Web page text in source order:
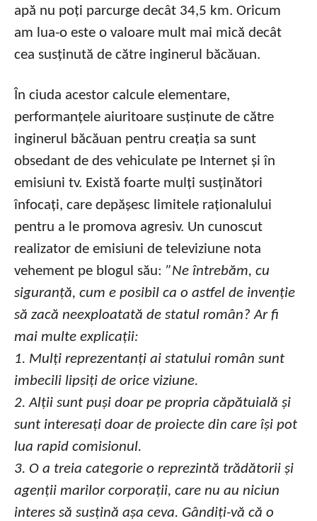
apă nu poți parcurge decât 34,5 km. Oricum
am lua-o este o valoare mult mai mică decât
cea susținută de către inginerul băcăuan.
În ciuda acestor calcule elementare,
performanțele aiuritoare susținute de către
inginerul băcăuan pentru creația sa sunt
obsedant de des vehiculate pe Internet și în
emisiuni tv. Există foarte mulți susținători
înfocați, care depășesc limitele raționalului
pentru a le promova agresiv. Un cunoscut
realizator de emisiuni de televiziune nota
vehement pe blogul său: ”Ne întrebăm, cu
siguranță, cum e posibil ca o astfel de invenție
să zacă neexploatată de statul român? Ar fi
mai multe explicații:
1. Mulți reprezentanți ai statului român sunt
imbecili lipsiți de orice viziune.
2. Alții sunt puși doar pe propria căpătuială și
sunt interesați doar de proiecte din care își pot
lua rapid comisionul.
3. O a treia categorie o reprezintă trădătorii și
agenții marilor corporații, care nu au niciun
interes să susțină așa ceva. Gândiți-vă că o